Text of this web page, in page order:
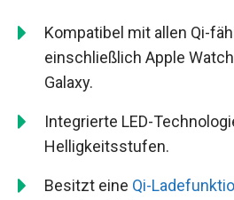
Kompatibel mit allen Qi-
einschließlich Apple
Galaxy.
Integrierte LED-
Helligkeitsstufen.
Besitzt eine Qi-